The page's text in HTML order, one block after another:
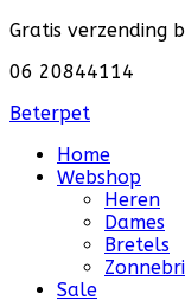
Gratis verzending
06 20844114
Beterpet
Home
Webshop
Heren
Dames
Bretels
Sale